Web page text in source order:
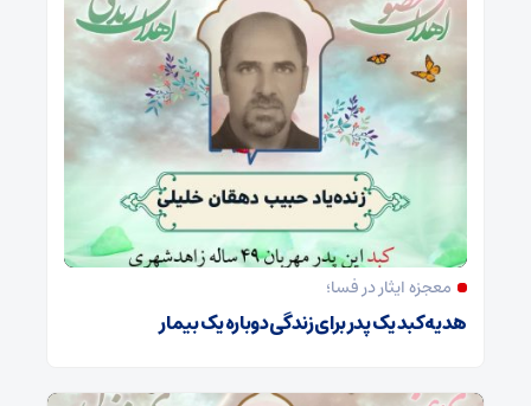
معجزه ایثار در فسا؛
هدیه کبد یک پدر برای زندگی دوباره یک بیمار